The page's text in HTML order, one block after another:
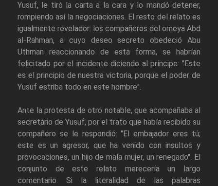
Yusuf, le tiró la carta a la cara y lo mandó detener,
rompiendo así la negociaciones. El resto del relato es
igualmente revelador: los compañeros del omeya Abd
al-Rahman, a cuyo deseo secreto obedeció Abu
Uthman reaccionando de esta forma, se habrían
felicitado por el incidente diciendo al príncipe: "Este
es el principio de nuestra victoria, porque el poder de
Yusuf estriba todo en este hombre".
Ante la protesta de otro notable, que acompañaba al
secretario de Yusuf, por el trato que había recibido su
compañero se le respondió: "El embajador eres tú;
este es un agresor, que ha venido con insultos y
provocaciones, un hijo de mala mujer, un renegado". El
conjunto de este relato merecería un largo
comentario. Si la literalidad de las palabras